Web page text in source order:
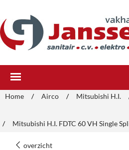
Home / Airco / Mitsubishi H.I.
/
Mitsubishi H.I. FDTC 60 VH Single
overzicht